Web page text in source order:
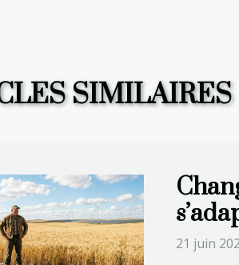
SIMILAIRES
21 juin